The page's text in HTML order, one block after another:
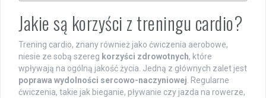
Jakie są korzyści z treningu cardio?
Trening cardio, znany również jako ćwiczenia aerobowe,
niesie ze sobą szereg korzyści zdrowotnych, które
wpływają na ogólną jakość życia. Jedną z głównych zalet jest
poprawa wydolności sercowo-naczyniowej . Regularne
ćwiczenia, takie jak bieganie, pływanie czy jazda na rowerze,